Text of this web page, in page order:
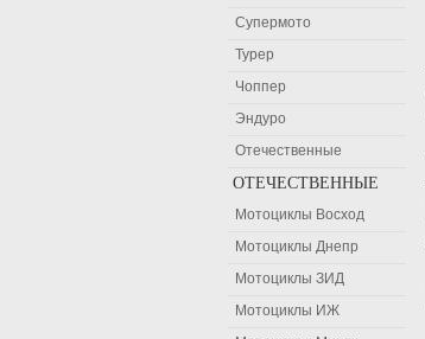
Супермото
Турер
Чоппер
Эндуро
Отечественные
ОТЕЧЕСТВЕННЫЕ
Мотоциклы Восход
Мотоциклы Днепр
Мотоциклы ЗИД
Мотоциклы ИЖ